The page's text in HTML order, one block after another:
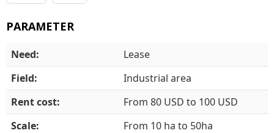
PARAMETER
Need:
Lease
Field:
Industrial area
Rent cost:
From 80 USD to 100 USD
Scale:
From 10 ha to 50ha